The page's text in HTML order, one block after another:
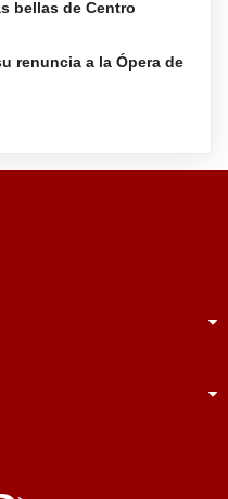
bellas de Centro
renuncia a la Ópera de